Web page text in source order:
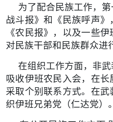
为了配合民族工作，第
战斗报》和 《民族呼声
《农民报》，以及一些伊
对民族干部和民族群众进
在组织工作方面，非武
吸收伊班农民 入会，在
采取个别联系方式。在武
织伊班兄弟党（仁达党）。